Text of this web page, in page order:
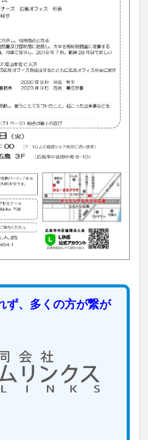
ず、多くの方が繋が